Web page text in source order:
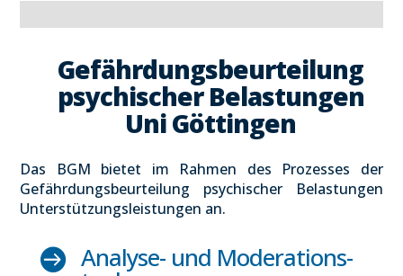
Gefähr­dungs­be­ur­tei­lung
psy­chi­scher Belas­tun­gen
Uni Göt­tin­gen
Das BGM bie­tet im Rah­men des Pro­zes­ses der
Gefähr­dungs­be­ur­tei­lung psy­chi­scher Belas­tun­gen
Unter­stüt­zungs­leis­tun­gen an.
 Ana­ly­se- und Mode­ra­ti­ons­